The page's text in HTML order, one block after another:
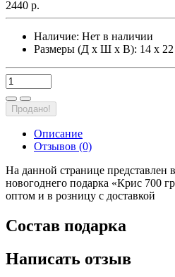
2440 р.
Наличие: Нет в наличии
Размеры (Д х Ш х В): 14 х 22
Продано!
Описание
Отзывов (0)
На данной странице представлен
новогоднего подарка «Крис 700
оптом и в розницу с доставкой
Состав подарка
Написать отзыв